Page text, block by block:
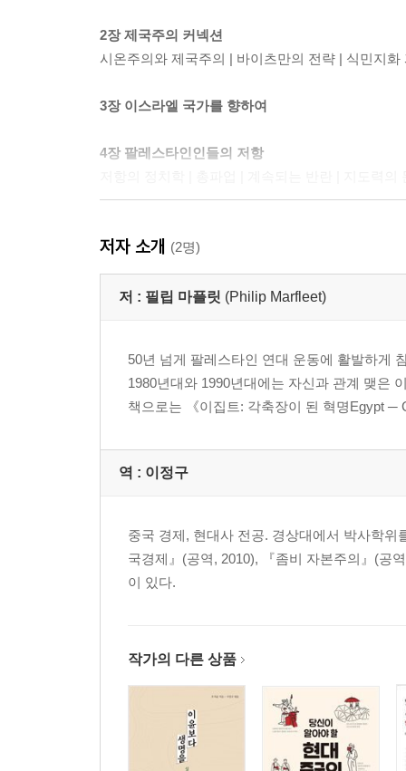
2장 제국주의 커넥션
시온주의와 제국주의 | 바이츠만의 전략 | 식민지
3장 이스라엘 국가를 향하여
4장 팔레스타인인들의 저항
이스라엘과 냉전 | 민족주의에 맞선 방파제 | 끝내
6장 팔레스타인인 디아스포라 145
7장 파타와 좌파
민족주의 투쟁 그리고 ‘불간섭’ | ‘혁명적 폭력’ |
노동자 | 새로운 시장
10장 봉기
석유 | ‘팔레스타인인을 본받자’
12장 ‘사이비 국가’
소국가 논쟁 | 인티파다와 소국가 | ‘권력 없는 국가
저자 소개 (2명)
저 : 필립 마플릿 (Philip Marfleet)
50년 넘게 팔레스타인 연대 운동에 활발하게
1980년대와 1990년대에는 자신과 관계 맺은
책으로는 《이집트: 각축장이 된 혁명Egypt ─
역 : 이정구
중국 경제, 현대사 전공. 경상대에서 박사학
국경제』(공역, 2010), 『좀비 자본주의』(공
이 있다.
작가의 다른 상품